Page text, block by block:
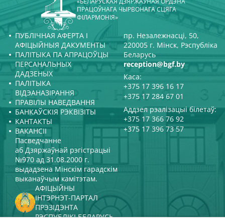
ПРАЦОЎНАГА ЧЫРВОНАГА СЦЯГА
ФІЛАРМОНІЯ»
ПУБЛІЧНАЯ АФЕРТА І
АФІЦЫЙНЫЯ ДАКУМЕНТЫ
ПАЛІТЫКА ПА АПРАЦОЎЦЫ
ПЕРСАНАЛЬНЫХ
ДАДЗЕНЫХ
ПАЛІТЫКА
ВІДЭАНАЗІРАННЯ
ПРАВІЛЫ НАВЕДВАННЯ
БАНКАЎСКІЯ РЭКВІЗІТЫ
КАНТАКТЫ
ВАКАНСІІ
пр. Незалежнасці, 50,
220005 г. Мінск, Рэспубліка
Беларусь
reception@bgf.by
Каса:
+375 17 396 16 17
+375 17 284 67 01
Аддзел рэалізацыі білетаў:
+375 17 366 76 92
+375 17 396 73 57
Пасведчанне
аб Дзяржаўнай рэгістрацыі
№970 ад 31.08.2000 г.
выдадзена Мінскім гарадскім
выканаўчым камітэтам.
АФІЦЫЙНЫ
ІНТЭРНЭТ-ПАРТАЛ
ПРЭЗІДЭНТА